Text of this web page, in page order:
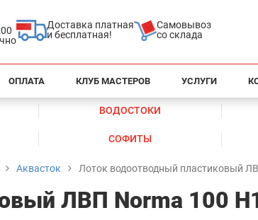
Доставка платная
и бесплатная!
Самовывоз
со склада
ОПЛАТА КЛУБ МАСТЕРОВ УСЛУГИ
ВОДОСТОКИ
СОФИТЫ
Аквасток Лоток водоотводный пластиковый
ЛВП Norma 100